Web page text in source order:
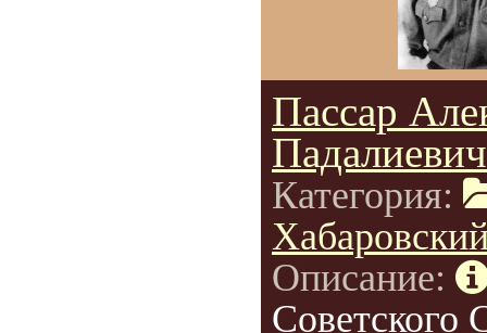
Пассар
Падалиевич
Категория:
Описание:
Советского